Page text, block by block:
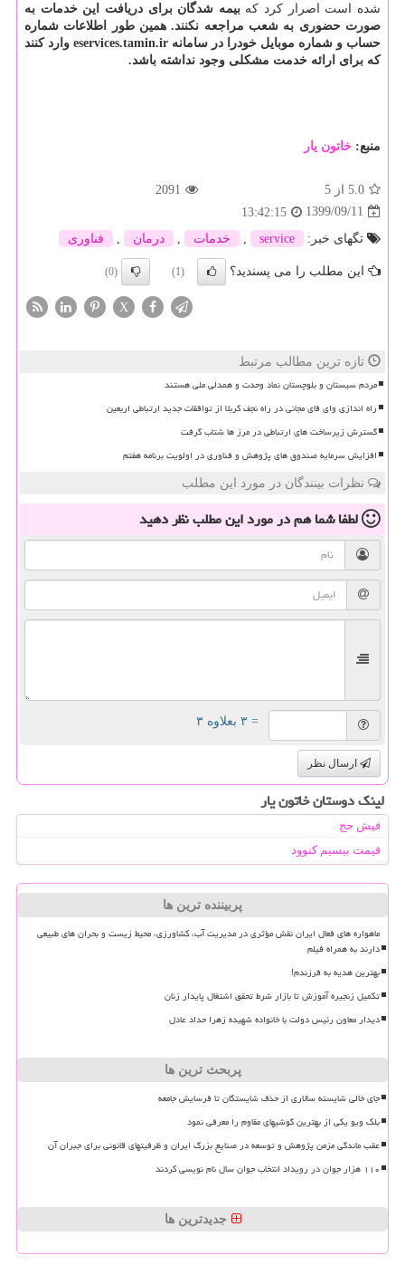
شده است اصرار کرد کهبیمه شدگان برای دریافت این خدمات به
صورت حضوری به شعب مراجعه نکنند. همین طور اطلاعات شماره
حساب و شماره موبایل خودرا در سامانه eservices.tamin.ir وارد کنند
که برای ارائه خدمت مشکلی وجود نداشته باشد.
منبع: خاتون یار
5.0 از 5
2091
1399/09/11
13:42:15
تگهای خبر:
service خدمات درمان فناوری
این مطلب را می پسندید؟ (1)
(0)
X
تازه ترین مطالب مرتبط
مردم سیستان و بلوچستان نماد وحدت و همدلی ملی هستند
راه اندازی وای فای مجانی در راه نجف کربلا از توافقات جدید ارتباطی اربعین
گسترش زیرساخت های ارتباطی در مرز ها شتاب گرفت
افزایش سرمایه صندوق های پژوهش و فناوری در اولویت برنامه هفتم
نظرات بینندگان در مورد این مطلب
لطفا شما همدر مورد این مطلبنظر دهید
= ۳ بعلاوه ۳
ارسال نظر
لینک دوستان خاتون یار
فیش حج
قیمت بیسیم کنوود
پربیننده ترین ها
ماهواره های فعال ایران نقش مؤثری در مدیریت آب، کشاورزی، محیط زیست و بحران های طبیعی
دارند به همراه فیلم
بهترین هدیه به فرزندم!
تکمیل زنجیره آموزش تا بازار شرط تحقق اشتغال پایدار زنان
دیدار معاون رئیس دولت با خانواده شهیده زهرا حداد عادل
پربحث ترین ها
جای خالی شایسته سالاری از حذف شایستگان تا فرسایش جامعه
بلک ویو یکی از بهترین گوشیهای مقاوم را معرفی نمود
عقب ماندگی مزمن پژوهش و توسعه در صنایع بزرگ ایران و ظرفیتهای قانونی برای جبران آن
۱۱۰ هزار جوان در رویداد انتخاب جوان سال نام نویسی کردند
جدیدترین ها